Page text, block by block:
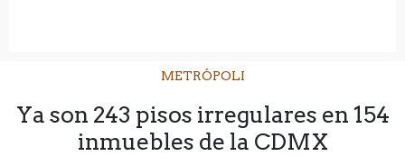
METRÓPOLI
Ya son 243 pisos irregulares en 154
inmuebles de la CDMX